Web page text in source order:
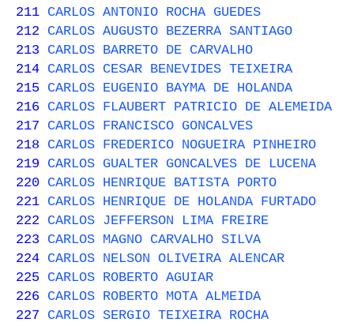
211 CARLOS ANTONIO ROCHA GUEDES
212 CARLOS AUGUSTO BEZERRA SANTIAGO
213 CARLOS BARRETO DE CARVALHO
214 CARLOS CESAR BENEVIDES TEIXEIRA
215 CARLOS EUGENIO BAYMA DE HOLANDA
216 CARLOS FLAUBERT PATRICIO DE ALEMEIDA
217 CARLOS FRANCISCO GONCALVES
218 CARLOS FREDERICO NOGUEIRA PINHEIRO
219 CARLOS GUALTER GONCALVES DE LUCENA
220 CARLOS HENRIQUE BATISTA PORTO
221 CARLOS HENRIQUE DE HOLANDA FURTADO
222 CARLOS JEFFERSON LIMA FREIRE
223 CARLOS MAGNO CARVALHO SILVA
224 CARLOS NELSON OLIVEIRA ALENCAR
225 CARLOS ROBERTO AGUIAR
226 CARLOS ROBERTO MOTA ALMEIDA
227 CARLOS SERGIO TEIXEIRA ROCHA